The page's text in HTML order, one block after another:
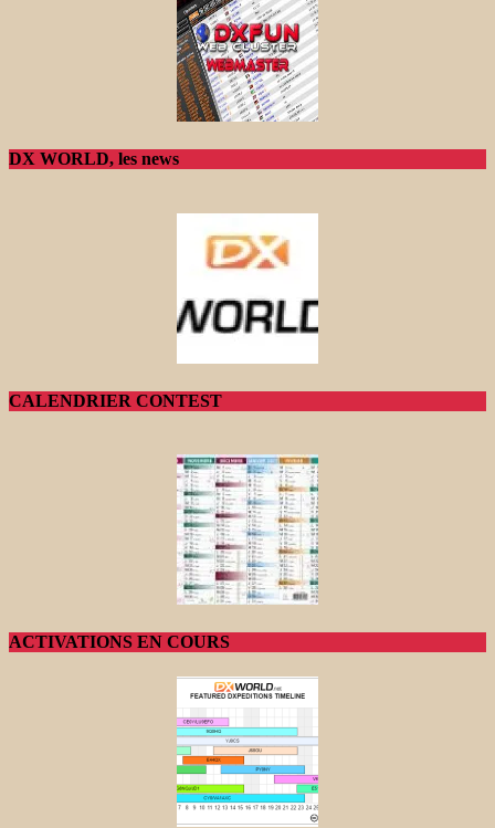
DX WORLD, les news
CALENDRIER CONTEST
ACTIVATIONS EN COURS